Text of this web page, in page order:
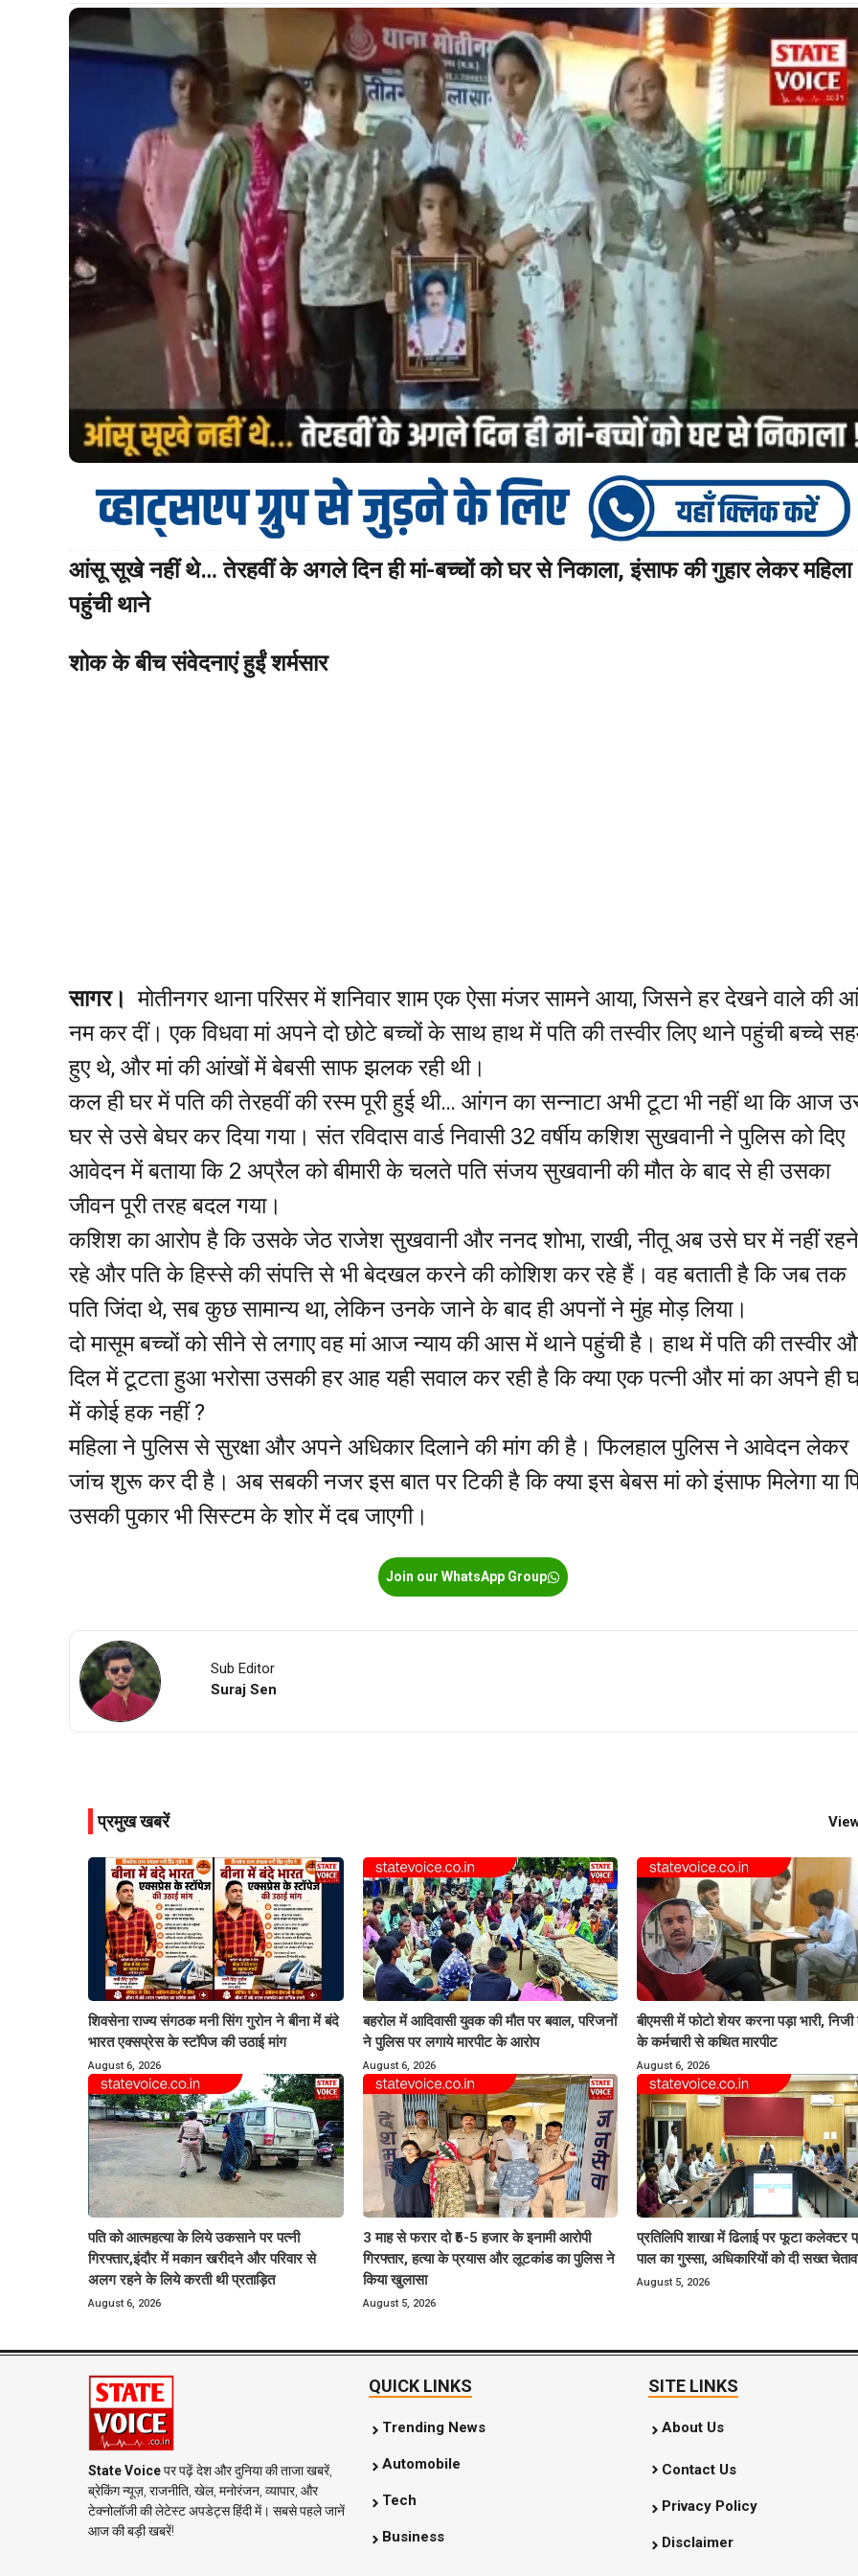
आंसू सूखे नहीं थे… तेरहवीं के अगले दिन ही मां-बच्चों को घर से निकाला, इंसाफ की गुहार लेकर महिला
पहुंची थाने
शोक के बीच संवेदनाएं हुईं शर्मसार
सागर। मोतीनगर थाना परिसर में शनिवार शाम एक ऐसा मंजर सामने आया, जिसने हर देखने वाले की
नम कर दीं। एक विधवा मां अपने दो छोटे बच्चों के साथ हाथ में पति की तस्वीर लिए थाने पहुंची बच्चे
हुए थे, और मां की आंखों में बेबसी साफ झलक रही थी।
कल ही घर में पति की तेरहवीं की रस्म पूरी हुई थी… आंगन का सन्नाटा अभी टूटा भी नहीं था कि आज
घर से उसे बेघर कर दिया गया। संत रविदास वार्ड निवासी 32 वर्षीय कशिश सुखवानी ने पुलिस को दिए
आवेदन में बताया कि 2 अप्रैल को बीमारी के चलते पति संजय सुखवानी की मौत के बाद से ही उसका
जीवन पूरी तरह बदल गया।
कशिश का आरोप है कि उसके जेठ राजेश सुखवानी और ननद शोभा, राखी, नीतू अब उसे घर में नहीं
रहे और पति के हिस्से की संपत्ति से भी बेदखल करने की कोशिश कर रहे हैं। वह बताती है कि जब तक
पति जिंदा थे, सब कुछ सामान्य था, लेकिन उनके जाने के बाद ही अपनों ने मुंह मोड़ लिया।
दो मासूम बच्चों को सीने से लगाए वह मां आज न्याय की आस में थाने पहुंची है। हाथ में पति की तस्वीर
दिल में टूटता हुआ भरोसा उसकी हर आह यही सवाल कर रही है कि क्या एक पत्नी और मां का अपने ही
में कोई हक नहीं ?
महिला ने पुलिस से सुरक्षा और अपने अधिकार दिलाने की मांग की है। फिलहाल पुलिस ने आवेदन लेकर
जांच शुरू कर दी है। अब सबकी नजर इस बात पर टिकी है कि क्या इस बेबस मां को इंसाफ मिलेगा या
उसकी पुकार भी सिस्टम के शोर में दब जाएगी।
Join our WhatsApp Group
Sub Editor
Suraj Sen
प्रमुख खबरें
शिवसेना राज्य संगठक मनी सिंग गुरोन ने बीना में बंदे
भारत एक्सप्रेस के स्टॉपेज की उठाई मांग
August 6, 2026
बहरोल में आदिवासी युवक की मौत पर बवाल, परिजनों
ने पुलिस पर लगाये मारपीट के आरोप
August 6, 2026
बीएमसी में फोटो शेयर करना पड़ा भारी,
के कर्मचारी से कथित मारपीट
August 6, 2026
पति को आत्महत्या के लिये उकसाने पर पत्नी
गिरफ्तार,इंदौर में मकान खरीदने और परिवार से
अलग रहने के लिये करती थी प्रताड़ित
August 6, 2026
3 माह से फरार दो ₹5-5 हजार के इनामी आरोपी
गिरफ्तार, हत्या के प्रयास और लूटकांड का पुलिस ने
किया खुलासा
August 5, 2026
प्रतिलिपि शाखा में ढिलाई पर फूटा कलेक्टर
पाल का गुस्सा, अधिकारियों को दी सख्त
August 5, 2026
State Voiceपर पढ़ें देश और दुनिया की ताजा खबरें,
ब्रेकिंग न्यूज़, राजनीति, खेल, मनोरंजन, व्यापार, और
टेक्नोलॉजी की लेटेस्ट अपडेट्स हिंदी में। सबसे पहले जानें
आज की बड़ी खबरें!
QUICK LINKS
Trending News
Automobile
Tech
Business
SITE LINKS
About Us
Contact Us
Privacy Policy
Disclaimer